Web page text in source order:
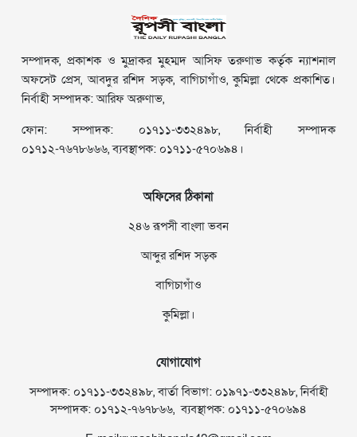
সম্পাদক, প্রকাশক ও মুদ্রাকর মুহম্মদ আসিফ তরুণাভ কর্তৃক ন্যাশনাল
অফসেট প্রেস, আবদুর রশিদ সড়ক, বাগিচাগাঁও, কুমিল্লা থেকে প্রকাশিত।
নির্বাহী সম্পাদক: আরিফ অরুণাভ,
ফোন: সম্পাদক: ০১৭১১-৩৩২৪৯৮, নির্বাহী সম্পাদক
০১৭১২-৭৬৭৮৬৬৬, ব্যবস্থাপক: ০১৭১১-৫৭০৬৯৪।
অফিসের ঠিকানা
২৪৬ রূপসী বাংলা ভবন
আব্দুর রশিদ সড়ক
বাগিচাগাঁও
কুমিল্লা।
যোগাযোগ
সম্পাদক: ০১৭১১-৩৩২৪৯৮, বার্তা বিভাগ: ০১৯৭১-৩৩২৪৯৮, নির্বাহী
সম্পাদক: ০১৭১২-৭৬৭৮৬৬, ব্যবস্থাপক: ০১৭১১-৫৭০৬৯৪